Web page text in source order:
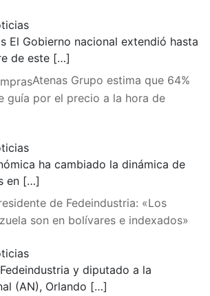
El Gobierno nacional extendió hasta
de este […]
Atenas Grupo estima que 64%
guía por el precio a la hora de
ha cambiado la dinámica de
en […]
de Fedeindustria: «Los
son en bolívares e indexados»
y diputado a la
(AN), Orlando […]